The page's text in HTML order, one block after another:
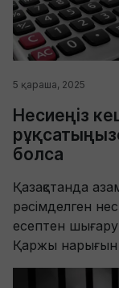
5 қараша, 2025
Несиеңіз
болса
Қазақстанда
рәсімделген
есептен шығару
Қаржы нарығын